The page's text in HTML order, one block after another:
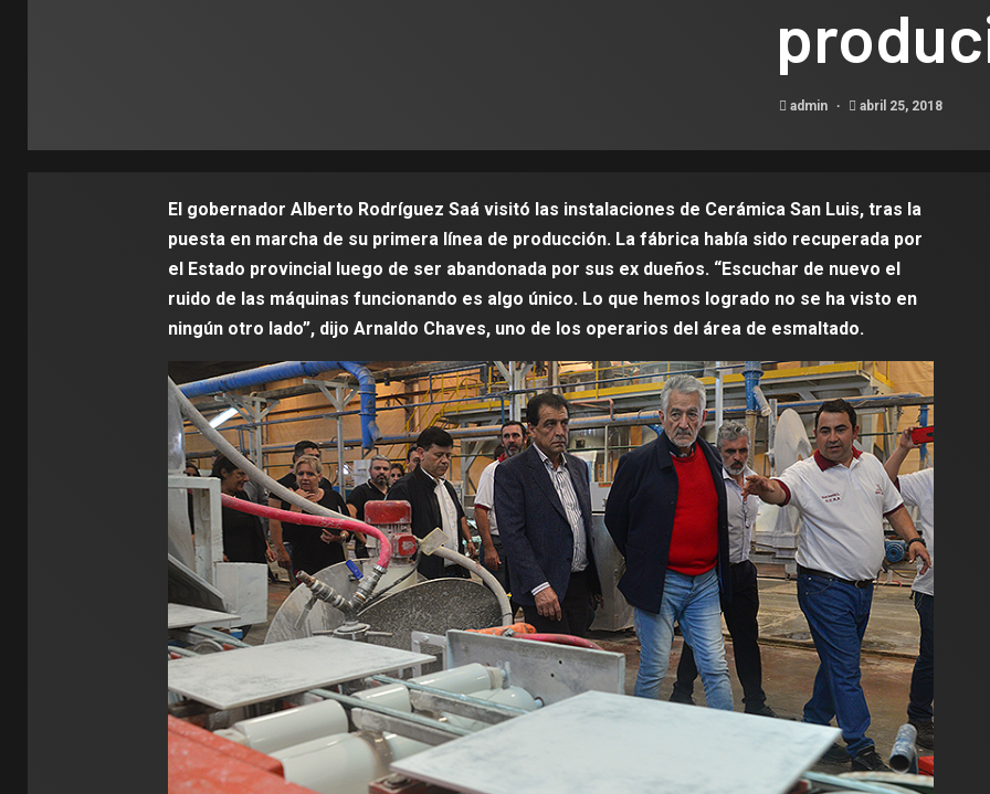
admin abril 25, 2018
El gobernador Alberto Rodríguez Saá visitó las instalaciones de Cerámica San Luis, tras la
puesta en marcha de su primera línea de producción. La fábrica había sido recuperada por
el Estado provincial luego de ser abandonada por sus ex dueños. “Escuchar de nuevo el
ruido de las máquinas funcionando es algo único. Lo que hemos logrado no se ha visto en
ningún otro lado”, dijo Arnaldo Chaves, uno de los operarios del área de esmaltado.
Legislativo
Notas Destacadas
polìtica
Ediles del PJ
programa de
empleo para
mayores de
40 años y el
oficialismo
rechazó su
tratamiento
inmediato
junio 19, 2026 0
Notas Destacadas
El
aprobó
para
y
asuman
costos
sistema
Salud
admin